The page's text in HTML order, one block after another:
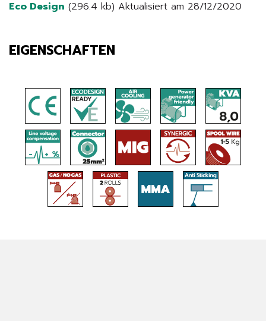
Eco Design (296.4 kb) Aktualisiert am 28/12/2020
EIGENSCHAFTEN